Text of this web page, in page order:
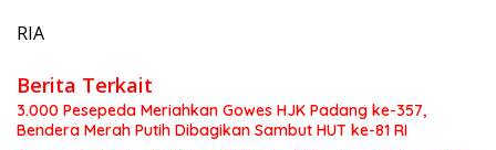
RIA
Berita Terkait
3.000 Pesepeda Meriahkan Gowes HJK Padang ke-357,
Bendera Merah Putih Dibagikan Sambut HUT ke-81 RI